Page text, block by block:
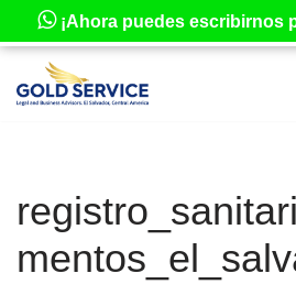
Saltar
¡Ahora puedes escribirnos